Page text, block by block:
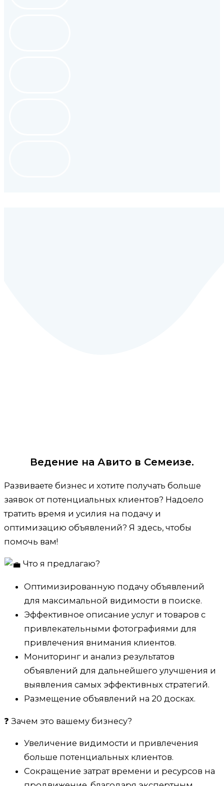
Ведение на Авито в Семеизе.
Развиваете бизнес и хотите получать больше
заявок от потенциальных клиентов? Надоело
тратить время и усилия на подачу и
оптимизацию объявлений? Я здесь, чтобы
помочь вам!
Что я предлагаю?
Оптимизированную подачу объявлений
для максимальной видимости в поиске.
Эффективное описание услуг и товаров с
привлекательными фотографиями для
привлечения внимания клиентов.
Мониторинг и анализ результатов
объявлений для дальнейшего улучшения и
выявления самых эффективных стратегий.
Размещение объявлений на 20 досках.
❓ Зачем это вашему бизнесу?
Увеличение видимости и привлечения
больше потенциальных клиентов.
Сокращение затрат времени и ресурсов на